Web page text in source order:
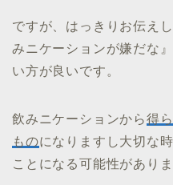
ですが、はっきりお伝え
みニケーションが嫌だな
い方が良いです。
飲みニケーションから得
ものになりますし大切な
ことになる可能性がありま